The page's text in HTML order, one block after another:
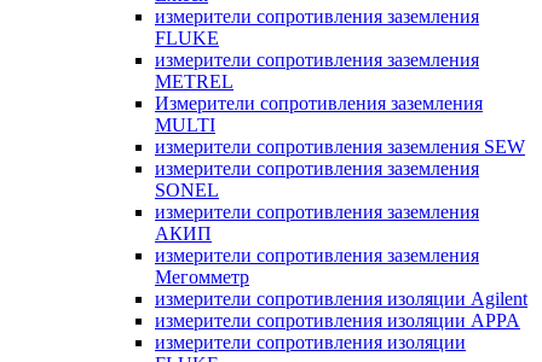
измерители сопротивления заземления
FLUKE
измерители сопротивления заземления
METREL
Измерители сопротивления заземления
MULTI
измерители сопротивления заземления SEW
измерители сопротивления заземления
SONEL
измерители сопротивления заземления
АКИП
измерители сопротивления заземления
Мегомметр
измерители сопротивления изоляции Agilent
измерители сопротивления изоляции APPA
измерители сопротивления изоляции